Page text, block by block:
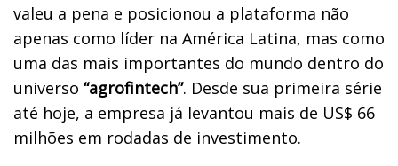
valeu a pena e posicionou a plataforma não
apenas como líder na América Latina, mas como
uma das mais importantes do mundo dentro do
universo “agrofintech”. Desde sua primeira série
até hoje, a empresa já levantou mais de US$ 66
milhões em rodadas de investimento.